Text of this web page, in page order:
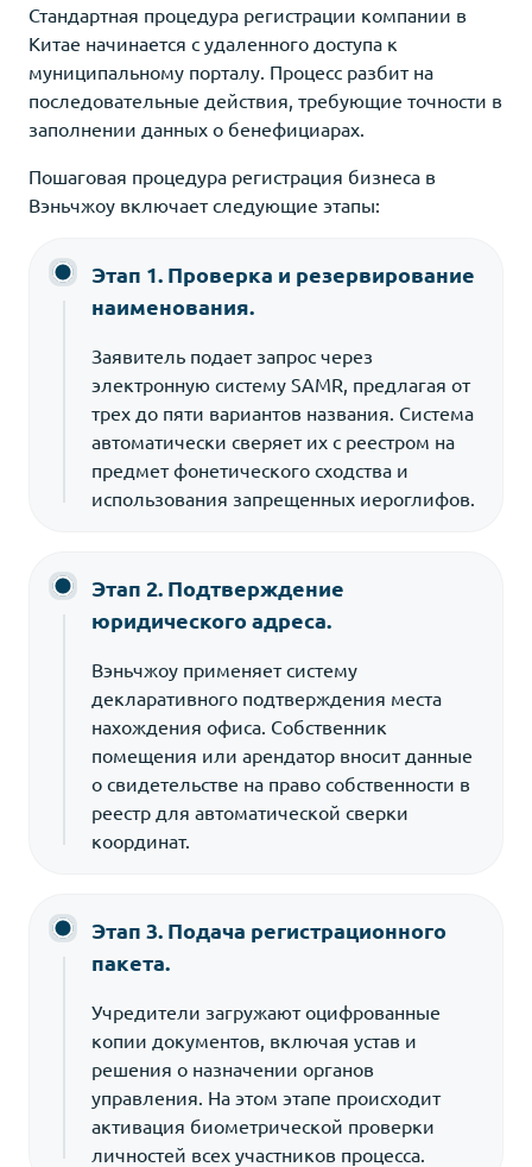
Стандартная процедура регистрации компании в
Китае начинается с удаленного доступа к
муниципальному порталу. Процесс разбит на
последовательные действия, требующие точности в
заполнении данных о бенефициарах.
Пошаговая процедура регистрация бизнеса в
Вэньчжоу включает следующие этапы:
Этап 1. Проверка и резервирование
наименования.
Заявитель подает запрос через
электронную систему SAMR, предлагая от
трех до пяти вариантов названия. Система
автоматически сверяет их с реестром на
предмет фонетического сходства и
использования запрещенных иероглифов.
Этап 2. Подтверждение
юридического адреса.
Вэньчжоу применяет систему
декларативного подтверждения места
нахождения офиса. Собственник
помещения или арендатор вносит данные
о свидетельстве на право собственности в
реестр для автоматической сверки
координат.
Этап 3. Подача регистрационного
пакета.
Учредители загружают оцифрованные
копии документов, включая устав и
решения о назначении органов
управления. На этом этапе происходит
активация биометрической проверки
личностей всех участников процесса.